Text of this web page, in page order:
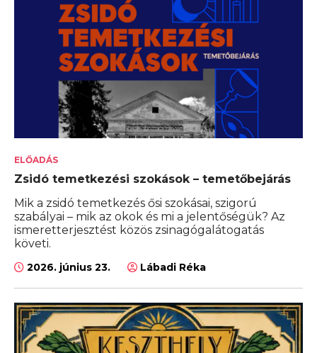
ELŐADÁS
Zsidó temetkezési szokások – temetőbejárás
Mik a zsidó temetkezés ősi szokásai, szigorú
szabályai – mik az okok és mi a jelentőségük? Az
ismeretterjesztést közös zsinagógalátogatás
követi.
2026. június 23. Lábadi Réka